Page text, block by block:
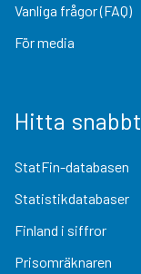
Vanliga frågor (FAQ)
För media
Hitta snabbt
StatFin-databasen
Statistikdatabaser
Finland i siffror
Prisomräknaren